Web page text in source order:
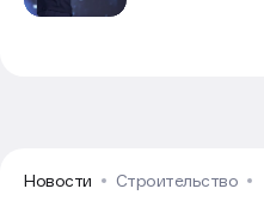
Новости Строительство